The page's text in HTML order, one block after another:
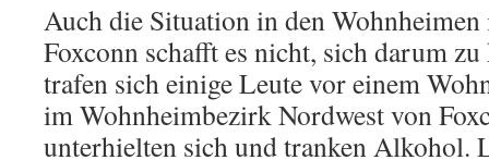
Auch die Situation in den Wohnheimen
Foxconn schafft es nicht, sich darum
trafen sich einige Leute vor einem
im Wohnheimbezirk Nordwest von
unterhielten sich und tranken Alkohol.